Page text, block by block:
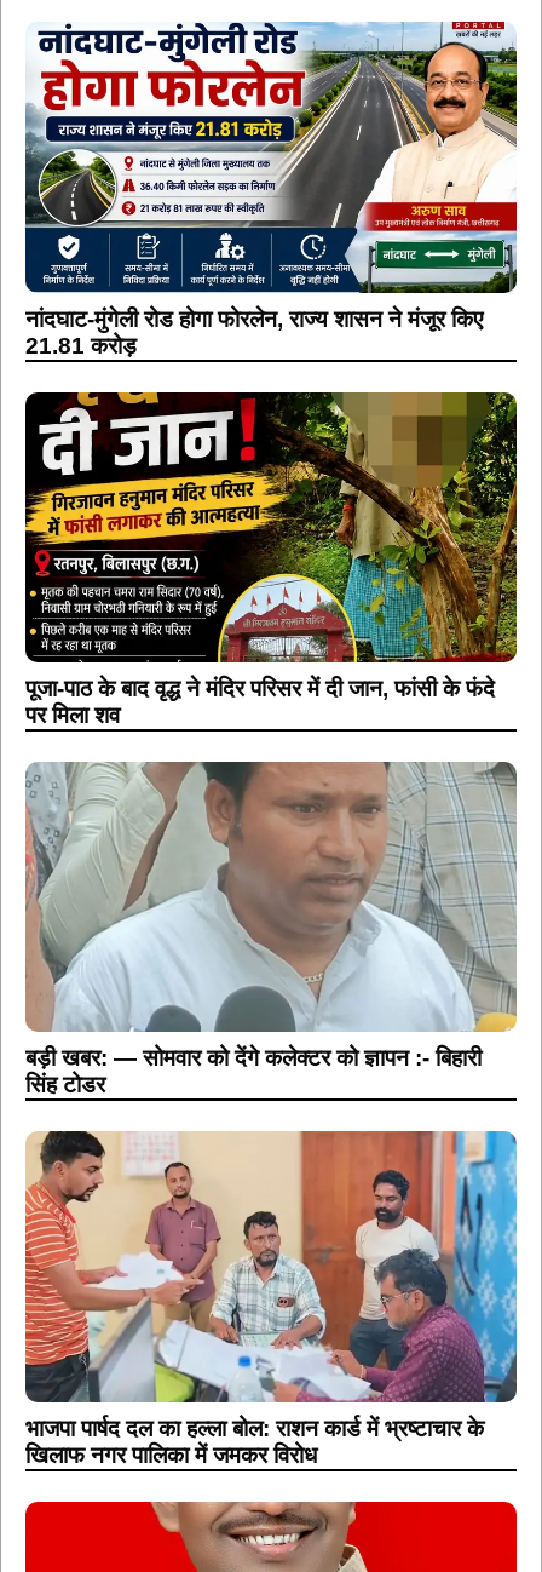
नांदघाट-मुंगेली रोड होगा फोरलेन, राज्य शासन ने मंजूर किए
21.81 करोड़
पूजा-पाठ के बाद वृद्ध ने मंदिर परिसर में दी जान, फांसी के फंदे
पर मिला शव
बड़ी खबर: — सोमवार को देंगे कलेक्टर को ज्ञापन :- बिहारी
सिंह टोडर
भाजपा पार्षद दल का हल्ला बोल: राशन कार्ड में भ्रष्टाचार के
खिलाफ नगर पालिका में जमकर विरोध